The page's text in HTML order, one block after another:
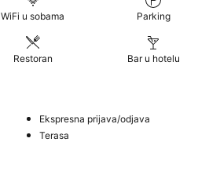
WiFi u sobama Parking
Restoran Bar u hotelu
Ekspresna prijava/odjava
Terasa